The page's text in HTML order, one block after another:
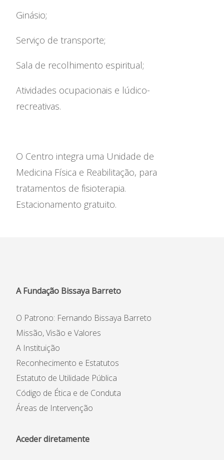
Ginásio;
Serviço de transporte;
Sala de recolhimento espiritual;
Atividades ocupacionais e lúdico-
recreativas.
O Centro integra uma Unidade de
Medicina Física e Reabilitação, para
tratamentos de fisioterapia.
Estacionamento gratuito.
A Fundação Bissaya Barreto
O Patrono: Fernando Bissaya Barreto
Missão, Visão e Valores
A Instituição
Reconhecimento e Estatutos
Estatuto de Utilidade Pública
Código de Ética e de Conduta
Áreas de Intervenção
Aceder diretamente